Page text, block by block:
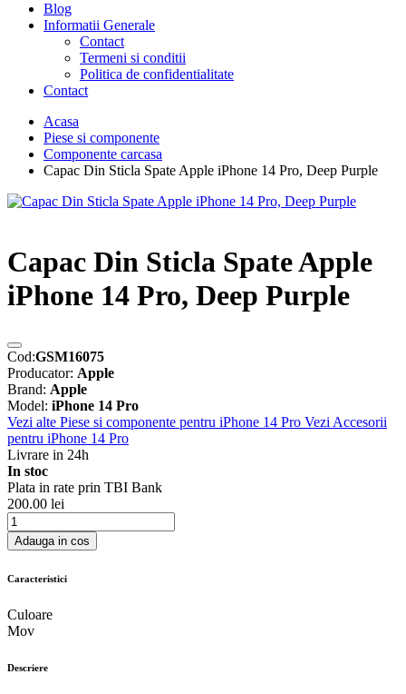
Blog
Informatii Generale
Contact
Termeni si conditii
Politica de confidentialitate
Contact
Acasa
Piese si componente
Componente carcasa
Capac Din Sticla Spate Apple iPhone 14 Pro, Deep Purple
Capac Din Sticla Spate Apple
iPhone 14 Pro, Deep Purple
Cod:GSM16075
Producator: Apple
Brand: Apple
Model: iPhone 14 Pro
Vezi alte Piese si componente pentru iPhone 14 Pro Vezi Accesorii
pentru iPhone 14 Pro
Livrare in 24h
In stoc
Plata in rate prin TBI Bank
200.00 lei
Adauga in cos
Caracteristici
Culoare
Mov
Descriere